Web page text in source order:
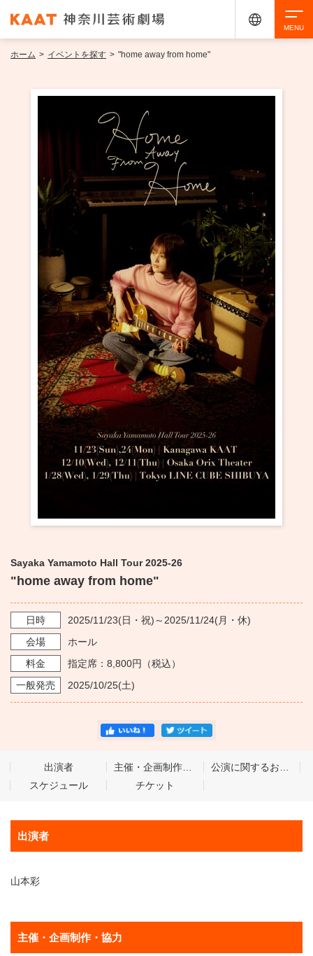
イベントを探す
・ イベント一覧
・ イベントカレンダー
ご来場案内
・ 館内サービス・アクセシビリティ
・ フロアマップ
・ レストラン/カフェ
・ 交通案内
・ よくある質問
施設を借りる
KAATについて
・ ミッション
・ 芸術監督
・ フロアマップ
KAAT 神奈川芸術劇場
チケット購入
ホーム > イベントを探す > "home away from home"
Sayaka Yamamoto Hall Tour 2025-26
"home away from home"
日時 2025/11/23(日・祝)～ 2025/11/24(月・休)
会場
ホール
料金
指定席：8,800円（税込）
一般発売
2025/10/25(土)
出演者 主催・企画制作・協力
公演に関するお問い合わせ
スケジュール
チケット
出演者
山本彩
主催・企画制作・協力